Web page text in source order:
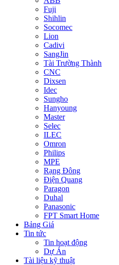
Fuji
Shihlin
Socomec
Lion
Cadivi
SangJin
Tài Trường Thành
CNC
Dixsen
Idec
Sungho
Hanyoung
Master
Selec
ILEC
Omron
Philips
MPE
Rạng Đông
Điện Quang
Paragon
Duhal
Panasonic
FPT Smart Home
Bảng Giá
Tin tức
Tin hoạt động
Dự Án
Tài liệu kỹ thuật